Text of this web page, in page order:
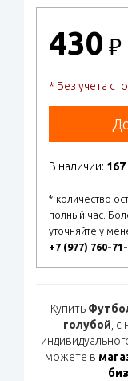
430 ₽
* Без учета
В наличии:
* количество
полный час.
уточняйте у
+7 (977) 760-
Купить
голубой ,
можете в